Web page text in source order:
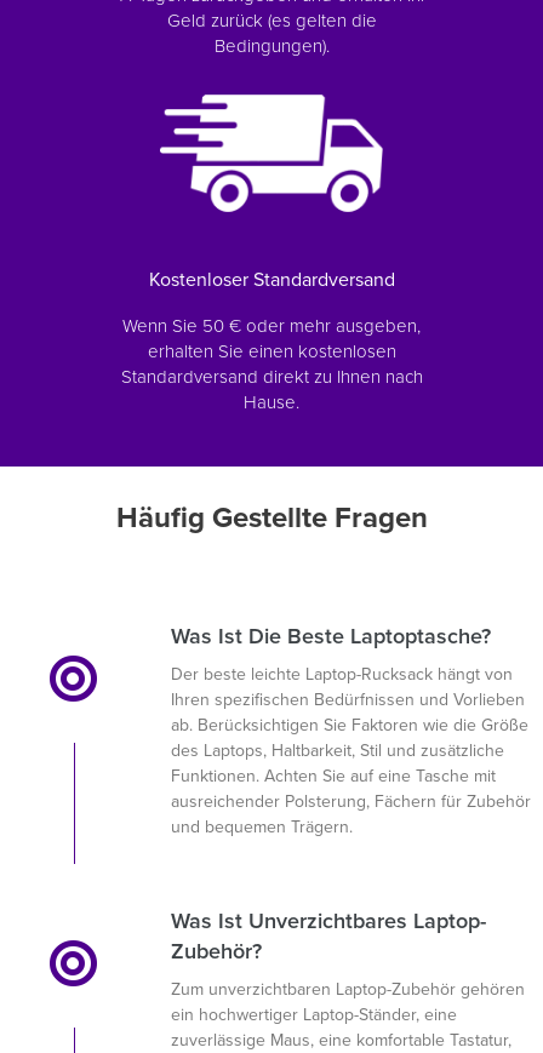
Geld zurück (es gelten die
Bedingungen).
Kostenloser Standardversand
Wenn Sie 50 € oder mehr ausgeben,
erhalten Sie einen kostenlosen
Standardversand direkt zu Ihnen nach
Hause.
Häufig Gestellte Fragen
Was Ist Die Beste Laptoptasche?
Der beste leichte Laptop-Rucksack hängt von
Ihren spezifischen Bedürfnissen und Vorlieben
ab. Berücksichtigen Sie Faktoren wie die Größe
des Laptops, Haltbarkeit, Stil und zusätzliche
Funktionen. Achten Sie auf eine Tasche mit
ausreichender Polsterung, Fächern für Zubehör
und bequemen Trägern.
Was Ist Unverzichtbares Laptop-
Zubehör?
Zum unverzichtbaren Laptop-Zubehör gehören
ein hochwertiger Laptop-Ständer, eine
zuverlässige Maus, eine komfortable Tastatur,